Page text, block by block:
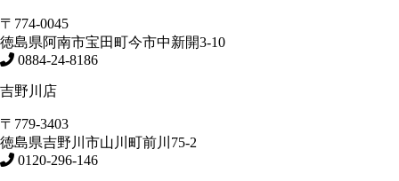
〒774-0045
徳島県阿南市宝田町今市中新開3-10
0884-24-8186
吉野川店
〒779-3403
徳島県吉野川市山川町前川75-2
0120-296-146